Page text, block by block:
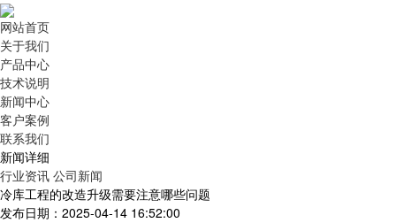
网站首页
关于我们
产品中心
技术说明
新闻中心
客户案例
联系我们
新闻详细
行业资讯 公司新闻
冷库工程的改造升级需要注意哪些问题
发布日期：2025-04-14 16:52:00